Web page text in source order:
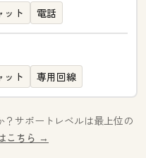
ット 電話
ット 専用回線
？サポートレベルは最上位の
こちら →